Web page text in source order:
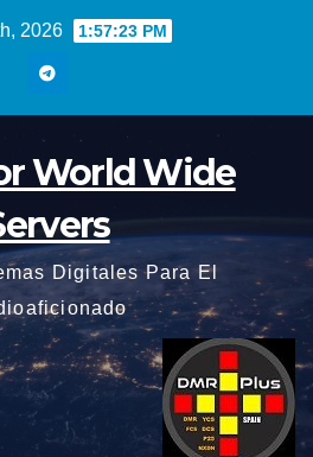
2026 1:57:24 PM
World Wide
Digitales Para El